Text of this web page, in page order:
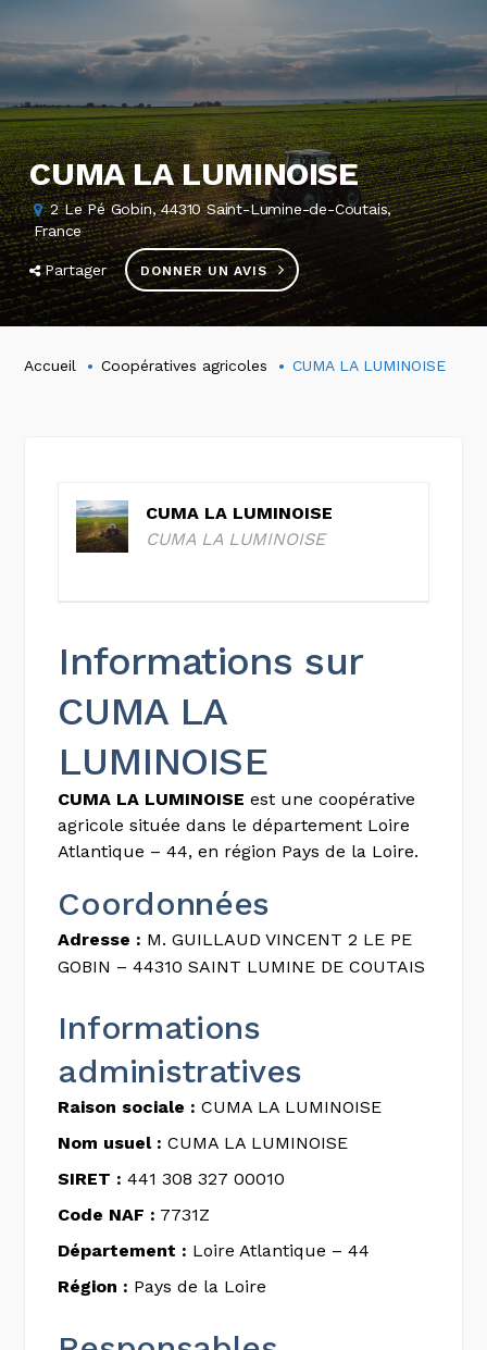
CUMA LA LUMINOISE
2 Le Pé Gobin, 44310 Saint-Lumine-de-Coutais,
France
Partager DONNER UN AVIS
Accueil Coopératives agricoles CUMA LA LUMINOISE
CUMA LA LUMINOISE
CUMA LA LUMINOISE
Informations sur
CUMA LA
LUMINOISE
CUMA LA LUMINOISE est une coopérative
agricole située dans le département Loire
Atlantique – 44, en région Pays de la Loire.
Coordonnées
Adresse : M. GUILLAUD VINCENT 2 LE PE
GOBIN – 44310 SAINT LUMINE DE COUTAIS
Informations
administratives
Raison sociale : CUMA LA LUMINOISE
Nom usuel : CUMA LA LUMINOISE
SIRET : 441 308 327 00010
Code NAF : 7731Z
Département : Loire Atlantique – 44
Région : Pays de la Loire